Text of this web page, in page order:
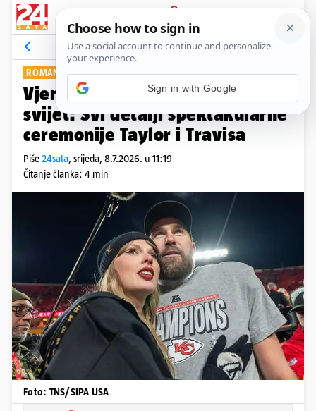
PRIJAVA
Show Komentari
ROMANTIKA I RASKOŠ
Vjenčanje o kojem priča cijeli
svijet: Svi detalji spektakularne
ceremonije Taylor i Travisa
Piše24sata, srijeda, 8.7.2026. u 11:19
Čitanje članka: 4 min
Foto: TNS/SIPA USA
Sign in with Google